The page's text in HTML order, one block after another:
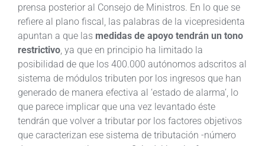
prensa posterior al Consejo de Ministros. En lo que se
refiere al plano fiscal, las palabras de la vicepresidenta
apuntan a que las medidas de apoyo tendrán un tono
restrictivo , ya que en principio ha limitado la
posibilidad de que los 400.000 autónomos adscritos al
sistema de módulos tributen por los ingresos que han
generado de manera efectiva al ‘estado de alarma’, lo
que parece implicar que una vez levantado éste
tendrán que volver a tributar por los factores objetivos
que caracterizan ese sistema de tributación -número